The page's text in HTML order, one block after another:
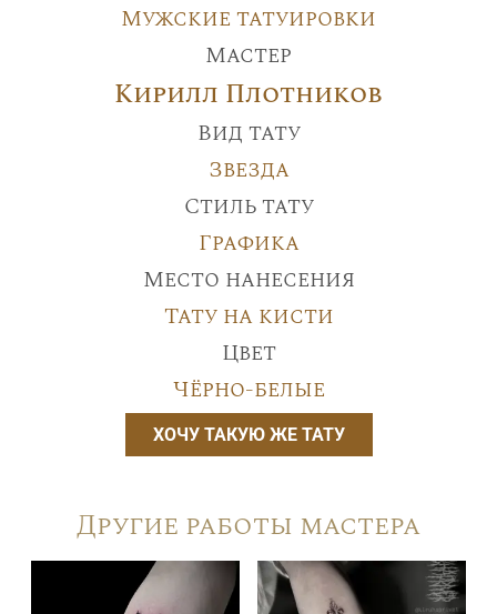
Мужские татуировки
Мастер
Кирилл Плотников
Вид тату
Звезда
Стиль тату
Графика
Место нанесения
Тату на кисти
Цвет
Чёрно-белые
ХОЧУ ТАКУЮ ЖЕ ТАТУ
Другие работы мастера